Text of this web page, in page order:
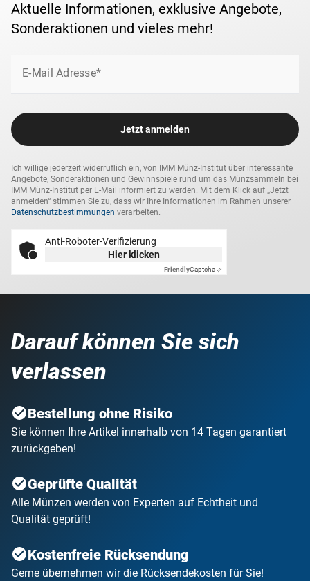
Aktuelle Informationen, exklusive Angebote,
Sonderaktionen und vieles mehr!
E-Mail Adresse*
Jetzt anmelden
Ich willige jederzeit widerruflich ein, von IMM Münz-Institut über interessante
Angebote, Sonderaktionen und Gewinnspiele rund um das Münzsammeln bei
IMM Münz-Institut per E-Mail informiert zu werden. Mit dem Klick auf „Jetzt
anmelden“ stimmen Sie zu, dass wir Ihre Informationen im Rahmen unserer
Datenschutzbestimmungen verarbeiten.
Anti-Roboter-Verifizierung
Hier klicken
FriendlyCaptcha ⇗
Darauf können Sie sich
verlassen
Bestellung ohne Risiko
Sie können Ihre Artikel innerhalb von 14 Tagen garantiert
zurückgeben!
Geprüfte Qualität
Alle Münzen werden von Experten auf Echtheit und
Qualität geprüft!
Kostenfreie Rücksendung
Gerne übernehmen wir die Rücksendekosten für Sie!